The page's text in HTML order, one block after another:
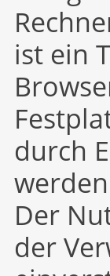
ist ein
durch
Der
der